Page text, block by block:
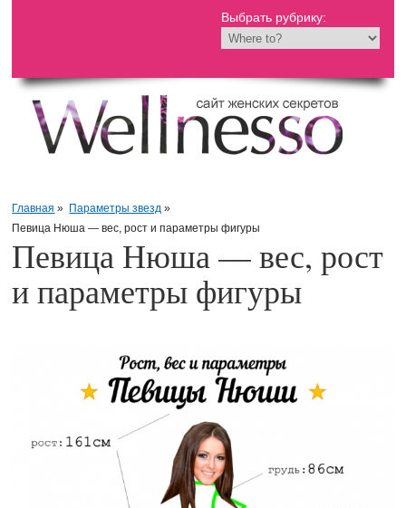
Выбрать рубрику:
Главная » Параметры звезд »
Певица Нюша — вес, рост и параметры фигуры
Певица Нюша — вес, рост
и параметры фигуры